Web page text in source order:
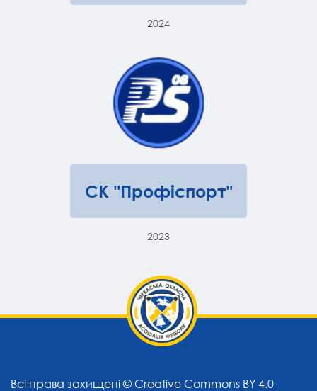
2024
СК "Профіспорт"
2023
Всі права захищені © Creative Commons BY 4.0